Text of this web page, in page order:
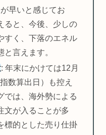
早いと感じてお
ると、今後、少しの
すく、下落のエネル
言えます。
: 年末にかけては12月
数算出日）も控え
では、海外勢による
文が入ることが多
標的とした売り仕掛